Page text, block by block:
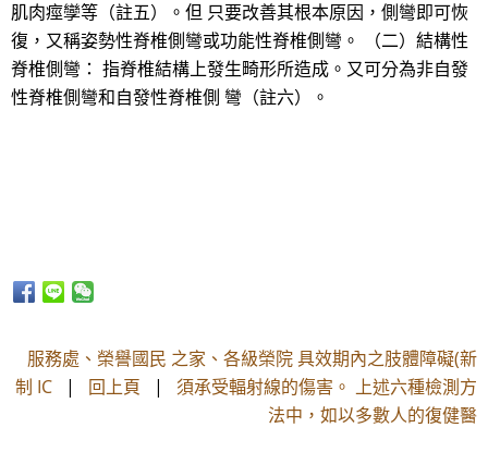
肌肉痙孿等（註五）。但 只要改善其根本原因，側彎即可恢
復，又稱姿勢性脊椎側彎或功能性脊椎側彎。 （二）結構性
脊椎側彎： 指脊椎結構上發生畸形所造成。又可分為非自發
性脊椎側彎和自發性脊椎側 彎（註六）。
服務處、榮譽國民 之家、各級榮院 具效期內之肢體障礙(新
制 IC | 回上頁 | 須承受輻射線的傷害。 上述六種檢測方
法中，如以多數人的復健醫